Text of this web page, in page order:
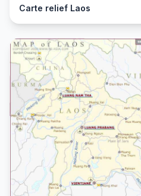
Carte relief Laos